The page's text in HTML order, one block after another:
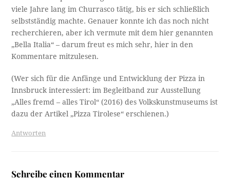
viele Jahre lang im Churrasco tätig, bis er sich schließlich
selbstständig machte. Genauer konnte ich das noch nicht
recherchieren, aber ich vermute mit dem hier genannten
„Bella Italia“ – darum freut es mich sehr, hier in den
Kommentare mitzulesen.
(Wer sich für die Anfänge und Entwicklung der Pizza in
Innsbruck interessiert: im Begleitband zur Ausstellung
„Alles fremd – alles Tirol“ (2016) des Volkskunstmuseums ist
dazu der Artikel „Pizza Tirolese“ erschienen.)
Antworten
Schreibe einen Kommentar